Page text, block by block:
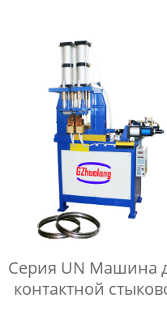
Серия UN Машина
контактной